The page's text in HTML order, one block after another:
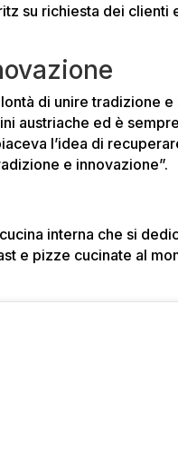
su richiesta dei clienti
di unire tradizione e
austriache ed è
l’idea di
e innovazione”.
interna che si
e pizze cucinate al